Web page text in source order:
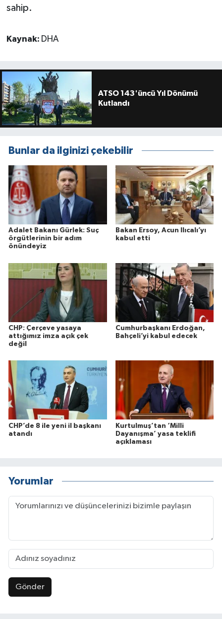
sahip.
Kaynak: DHA
ATSO 143'üncü Yıl Dönümü
Kutlandı
Bunlar da ilginizi çekebilir
Adalet Bakanı Gürlek: Suç
örgütlerinin bir adım
önündeyiz
Bakan Ersoy, Acun Ilıcalı’yı
kabul etti
CHP: Çerçeve yasaya
attığımız imza açık çek
değil
Cumhurbaşkanı Erdoğan,
Bahçeli’yi kabul edecek
CHP’de 8 ile yeni il başkanı
atandı
Kurtulmuş’tan ‘Milli
Dayanışma’ yasa teklifi
açıklaması
Yorumlar
Gönder